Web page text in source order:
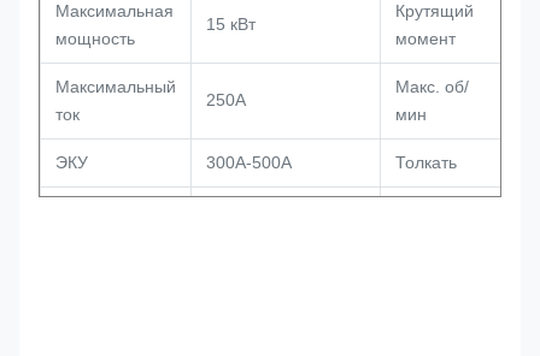
Максимальная
мощность
15 кВт
Крутящий
момент
Максимальный
ток
250А
Макс. об/
мин
ЭКУ 300А-500А Толкать